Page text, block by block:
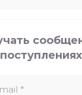
поступлениях